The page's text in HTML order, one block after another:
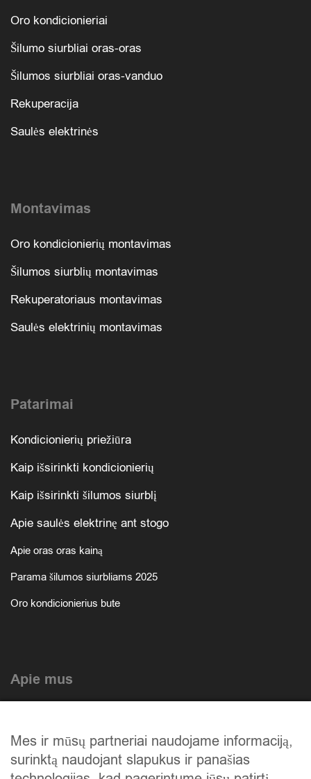
Oro kondicionieriai
Šilumo siurbliai oras-oras
Šilumos siurbliai oras-vanduo
Rekuperacija
Saulės elektrinės
Montavimas
Oro kondicionierių montavimas
Šilumos siurblių montavimas
Rekuperatoriaus montavimas
Saulės elektrinių montavimas
Patarimai
Kondicionierių priežiūra
Kaip išsirinkti kondicionierių
Kaip išsirinkti šilumos siurblį
Apie saulės elektrinę ant stogo
Apie oras oras kainą
Parama šilumos siurbliams 2025
Oro kondicionierius bute
Apie mus
Mūsų istorija
Privatumo politika
Mes ir mūsų partneriai naudojame informaciją,
surinktą naudojant slapukus ir panašias